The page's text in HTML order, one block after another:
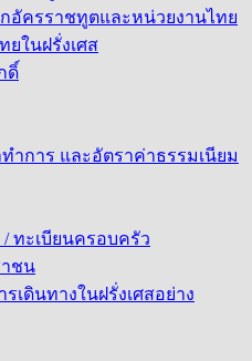
อัครราชทูตและหน่วยงานไทย
ในฝรั่งเศส
ดิ์
ำการ และอัตราค่าธรรมเนียม
ทะเบียนครอบครัว
ชน
เดินทางในฝรั่งเศสอย่าง